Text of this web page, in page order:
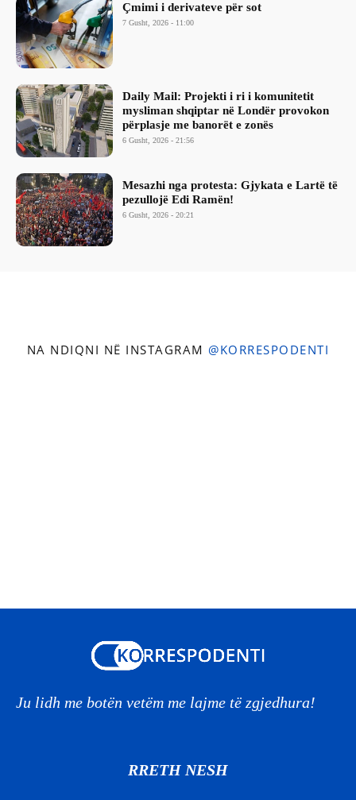
Çmimi i derivateve për sot
7 Gusht, 2026 - 11:00
Daily Mail: Projekti i ri i komunitetit
mysliman shqiptar në Londër provokon
përplasje me banorët e zonës
6 Gusht, 2026 - 21:56
Mesazhi nga protesta: Gjykata e Lartë të
pezullojë Edi Ramën!
6 Gusht, 2026 - 20:21
NA NDIQNI NË INSTAGRAM @KORRESPODENTI
Ju lidh me botën vetëm me lajme të zgjedhura!
RRETH NESH